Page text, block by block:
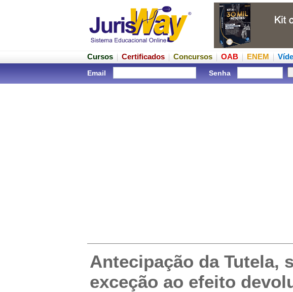
Cursos Certificados Concursos OAB ENEM
Email Senha
Antecipação da Tutela,
exceção ao efeito